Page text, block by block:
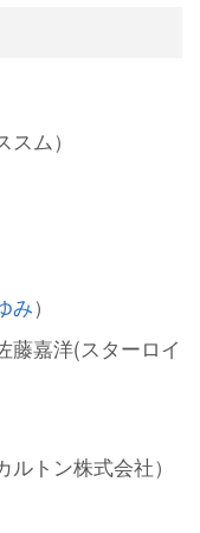
ム）
み）
藤嘉洋(スターロイ
ルトン株式会社）